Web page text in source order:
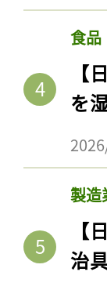
食品
【
を
製造
【
治